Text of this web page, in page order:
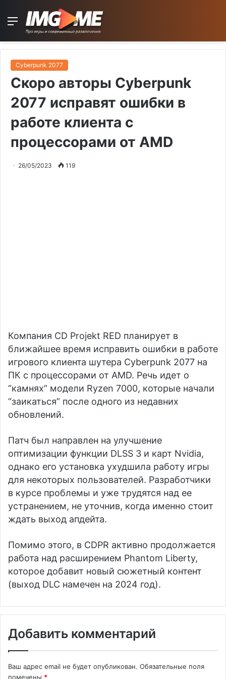
Menu
Cyberpunk 2077
Скоро авторы Cyberpunk
2077 исправят ошибки в
работе клиента с
процессорами от AMD
26/05/2023 119
Компания CD Projekt RED планирует в
ближайшее время исправить ошибки в работе
игрового клиента шутера Cyberpunk 2077 на
ПК с процессорами от AMD. Речь идет о
“камнях” модели Ryzen 7000, которые начали
“заикаться” после одного из недавних
обновлений.
Патч был направлен на улучшение
оптимизации функции DLSS 3 и карт Nvidia,
однако его установка ухудшила работу игры
для некоторых пользователей. Разработчики
в курсе проблемы и уже трудятся над ее
устранением, не уточнив, когда именно стоит
ждать выход апдейта.
Помимо этого, в CDPR активно продолжается
работа над расширением Phantom Liberty,
которое добавит новый сюжетный контент
(выход DLC намечен на 2024 год).
Добавить комментарий
Ваш адрес email не будет опубликован. Обязательные поля
помечены *